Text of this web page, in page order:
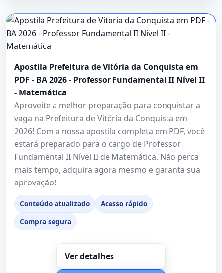
Apostila Prefeitura de Vitória da Conquista em
PDF - BA 2026 - Professor Fundamental II Nível II
- Matemática
Aproveite a melhor preparação para conquistar a
vaga na Prefeitura de Vitória da Conquista em
2026! Com a nossa apostila completa em PDF, você
estará preparado para o cargo de Professor
Fundamental II Nível II de Matemática. Não perca
mais tempo, adquira agora mesmo e garanta sua
aprovação!
Conteúdo atualizado
Acesso rápido
Compra segura
Ver detalhes